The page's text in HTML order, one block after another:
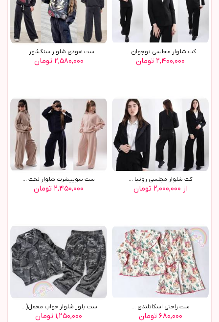
کت شلوار مجلسي نوجوان ...
۲,۴۰۰,۰۰۰ تومان
ست هودي شلوار سنگشور ...
۲,۵۸۰,۰۰۰ تومان
کت شلوار مجلسي رونيا ...
از ۲,۰۰۰,۰۰۰ تومان
ست سوييشرت شلوار لخت ...
۲,۴۵۰,۰۰۰ تومان
ست راحتي اسکاتلندي ...
۶۸۰,۰۰۰ تومان
ست بلوز شلوار خواب مخمل(9604)
۱,۲۵۰,۰۰۰ تومان